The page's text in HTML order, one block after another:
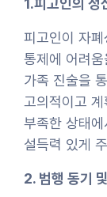
1.피고인의 정
피고인이 자
통제에 어려
가족 진술을
고의적이고 계
부족한 상태
설득력 있게
2. 범행 동기